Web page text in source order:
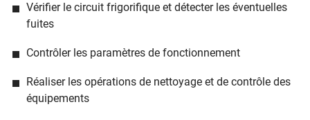
Vérifier le circuit frigorifique et détecter les éventuelles
fuites
Contrôler les paramètres de fonctionnement
Réaliser les opérations de nettoyage et de contrôle des
équipements